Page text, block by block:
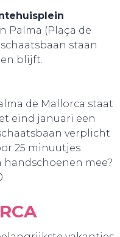
Palma (Plaça de
staan
blijft.
de Mallorca staat
eind januari een
verplicht
25 minuutjes
handschoenen mee?